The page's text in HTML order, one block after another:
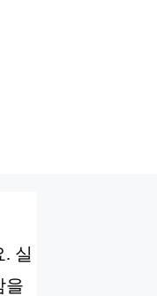
실
을